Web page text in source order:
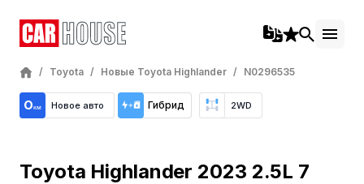
/ Toyota / Новые Toyota Highlander / N0296535
Новое авто Гибрид 2WD
Toyota Highlander 2023 2.5L 7